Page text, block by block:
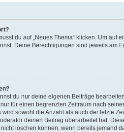
du auf „Neues Thema“ klicken. Um
Deine Berechtigungen sind jeweils am
du nur deine eigenen Beiträge
für einen begrenzten Zeitraum nach
sowohl die Anzahl als auch der letzte
deinen Beitrag überarbeitet hat.
löschen können, wenn bereits jemand